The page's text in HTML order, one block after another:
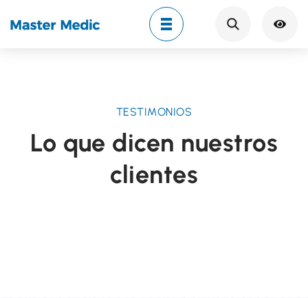
Search
TESTIMONIOS
Lo que dicen nuestros
clientes
dormir bien por las noches. Usar el
purificador Ludga es un total alivio para mí, no